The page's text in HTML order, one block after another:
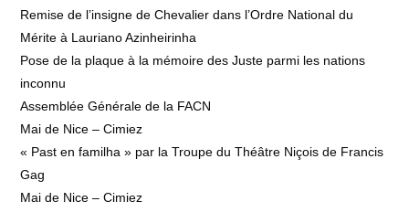
Remise de l’insigne de Chevalier dans l’Ordre National du
Mérite à Lauriano Azinheirinha
Pose de la plaque à la mémoire des Juste parmi les nations
inconnu
Assemblée Générale de la FACN
Mai de Nice – Cimiez
« Past en familha » par la Troupe du Théâtre Niçois de Francis
Gag
Mai de Nice – Cimiez